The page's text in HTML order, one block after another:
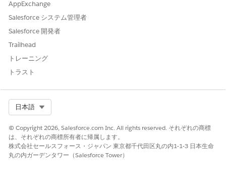
AppExchange
Salesforce システム管理者
Salesforce 開発者
Trailhead
トレーニング
トラスト
日本語
© Copyright 2026, Salesforce.com Inc. All rights reserved. それぞれの商標
は、それぞれの商標所有者に帰属します。
株式会社セールスフォース・ジャパン 東京都千代田区丸の内1-1-3 日本生命
丸の内ガーデンタワー（Salesforce Tower）